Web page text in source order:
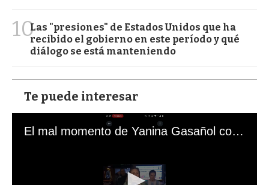
10Las "presiones" de Estados Unidos que ha
recibido el gobierno en este período y qué
diálogo se está manteniendo
Te puede interesar
El mal momento de Yanina Gasañol con un hincha argentino en "Subrayado"